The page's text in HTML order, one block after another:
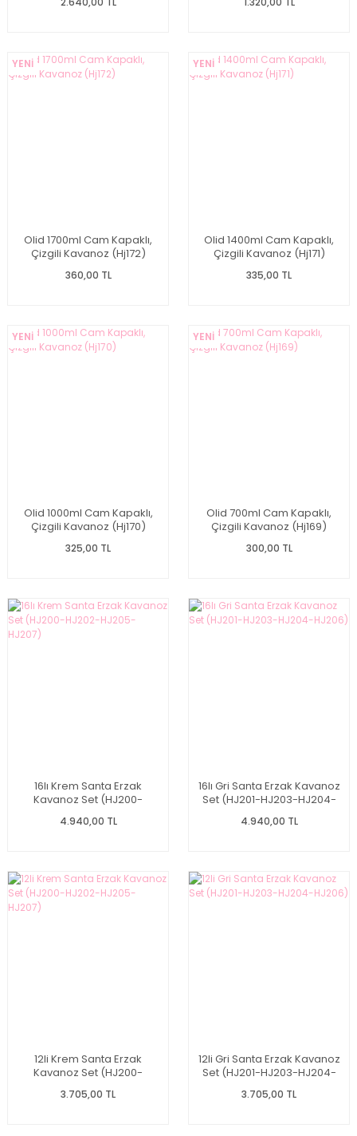
YENİ
Olid 1700ml Cam Kapaklı,
Çizgili Kavanoz (Hj172)
360,00 TL
YENİ
Olid 1400ml Cam Kapaklı,
Çizgili Kavanoz (Hj171)
335,00 TL
YENİ
Olid 1000ml Cam Kapaklı,
Çizgili Kavanoz (Hj170)
325,00 TL
YENİ
Olid 700ml Cam Kapaklı,
Çizgili Kavanoz (Hj169)
300,00 TL
16lı Krem Santa Erzak
Kavanoz Set (HJ200-
4.940,00 TL
16lı Gri Santa Erzak Kavanoz
Set (HJ201-HJ203-HJ204-
4.940,00 TL
12li Krem Santa Erzak
Kavanoz Set (HJ200-
3.705,00 TL
12li Gri Santa Erzak Kavanoz
Set (HJ201-HJ203-HJ204-
3.705,00 TL